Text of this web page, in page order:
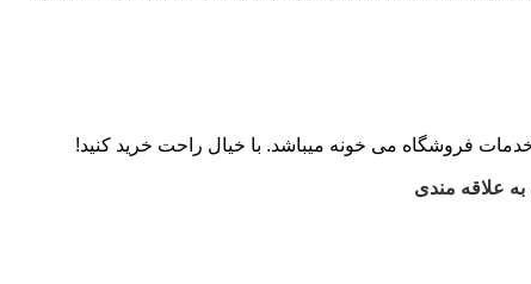
فروشگاه می خونه میباشد. با خیال راحت خرید کنید!
به علاقه مندی